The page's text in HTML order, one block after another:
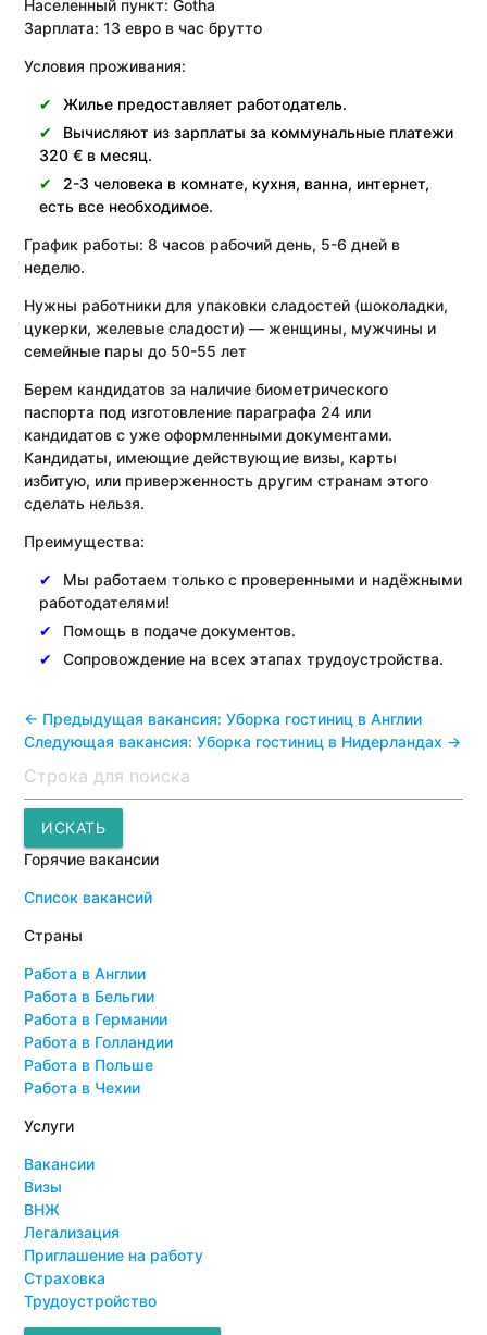
Населенный пункт: Gotha
Зарплата: 13 евро в час брутто
Условия проживания:
Жилье предоставляет работодатель.
Вычисляют из зарплаты за коммунальные платежи
320 € в месяц.
2-3 человека в комнате, кухня, ванна, интернет,
есть все необходимое.
График работы: 8 часов рабочий день, 5-6 дней в
неделю.
Нужны работники для упаковки сладостей (шоколадки,
цукерки, желевые сладости) — женщины, мужчины и
семейные пары до 50-55 лет
Берем кандидатов за наличие биометрического
паспорта под изготовление параграфа 24 или
кандидатов с уже оформленными документами.
Кандидаты, имеющие действующие визы, карты
избитую, или приверженность другим странам этого
сделать нельзя.
Преимущества:
Мы работаем только с проверенными и надёжными
работодателями!
Помощь в подаче документов.
Сопровождение на всех этапах трудоустройства.
<- Предыдущая вакансия: Уборка гостиниц в Англии
Следующая вакансия: Уборка гостиниц в Нидерландах ->
ИСКАТЬ
Горячие вакансии
Список вакансий
Страны
Работа в Англии
Работа в Бельгии
Работа в Германии
Работа в Голландии
Работа в Польше
Работа в Чехии
Услуги
Вакансии
Визы
ВНЖ
Легализация
Приглашение на работу
Страховка
Трудоустройство